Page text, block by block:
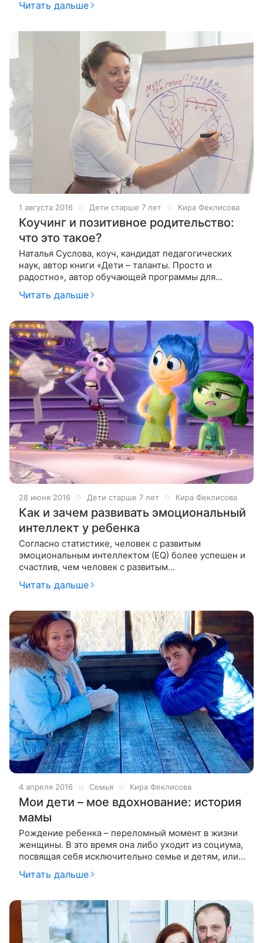
его в этом направлении? Своими секретами
Читать дальше
1 августа 2016 Дети старше 7 лет Кира Феклисова
Коучинг и позитивное родительство:
что это такое?
Наталья Суслова, коуч, кандидат педагогических
наук, автор книги «Дети – таланты. Просто и
радостно», автор обучающей программы для
родителей и детей «Общаться с детьми просто и
радостно», специально для проекта
Читать дальше
28 июня 2016 Дети старше 7 лет Кира Феклисова
Как и зачем развивать эмоциональный
интеллект у ребенка
Согласно статистике, человек с развитым
эмоциональным интеллектом (EQ) более успешен и
счастлив, чем человек с развитым
узнать у психолога Елены Мечетиной, с чем это
Читать дальше
4 апреля 2016 Семья Кира Феклисова
Мои дети – мое вдохнование: история
мамы
Рождение ребенка – переломный момент в жизни
женщины. В это время она либо уходит из социума,
посвящая себя исключительно семье и детям, или,
наоборот, получает новый неиссякаемый источник
вдохновения для бизнес-идей
Читать дальше